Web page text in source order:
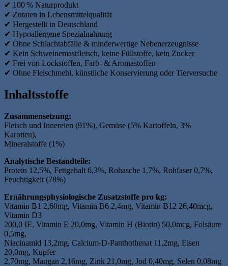
✔ 100 % Naturprodukt
✔ Zutaten in Lebensmittelqualität
✔ Hergestellt in Deutschland
✔ Hypoallergene Spezialnahrung
✔ Ohne Schlachtabfälle & minderwertige Nebenerzeugnisse
✔ Kein Schweinemastfleisch, keine Füllstoffe, kein Zucker
✔ Frei von Lockstoffen, Farb- & Aromastoffen
✔ Ohne Fleischmehl, künstliche Konservierung oder Tierversuche
Inhaltsstoffe
Zusammensetzung:
Fleisch und Innereien (91%), Gemüse (5% Kartoffeln, 3%
Karotten),
Mineralstoffe (1%)
Analytische Bestandteile:
Protein 12,5%, Fettgehalt 6,3%, Rohasche 1,7%, Rohfaser 0,7%,
Feuchtigkeit (78%)
Ernährungsphysiologische Zusatzstoffe pro kg:
Vitamin B1 2,60mg, Vitamin B6 2,4mg, Vitamin B12 26,40mcg,
Vitamin D3
200,0 IE, Vitamin E 20,0mg, Vitamin H (Biotin) 50,0mcg, Folsäure
0,5mg,
Niacinamid 13,2mg, Calcium-D-Panthothenat 11,2mg, Eisen
20,0mg, Kupfer
2,70mg, Mangan 2,16mg, Zink 21,0mg, Jod 0,40mg, Selen 0,08mg